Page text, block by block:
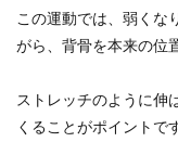
この運動では、弱くな
がら、背骨を本来の位
ストレッチのように伸
くることがポイントで